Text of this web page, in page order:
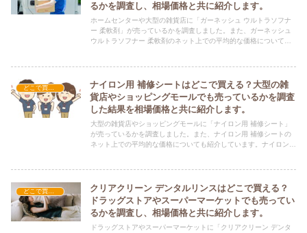
るかを調査し、相場価格と共に紹介します。
ホームセンターや大型の雑貨店に「ガーネッシュ ウルトラソフナ
ー 柔軟剤」が売っているかを調査しました。また、ガーネッシュ
ウルトラソフナー 柔軟剤のネット上での平均的な価格についても
どこで買える？-日用品
ナイロン用 補修シートはどこで買える？大型の雑
貨店やショッピングモールでも売っているかを調査
した結果を相場価格と共に紹介します。
大型の雑貨店やショッピングモールに「ナイロン用 補修シート」
が売っているかを調査しました。また、ナイロン用 補修シートの
ネット上での平均的な価格についても紹介しています。ナイロン用
どこで買える？-日用品
クリアクリーン デンタルリンスはどこで買える？
ドラッグストアやスーパーマーケットでも売ってい
るかを調査し、相場価格と共に紹介します。
ドラッグストアやスーパーマーケットに「クリアクリーン デンタ